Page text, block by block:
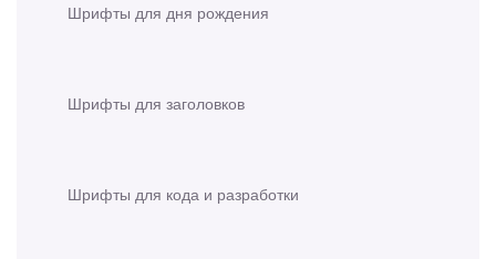
Шрифты для дня рождения
Шрифты для заголовков
Шрифты для кода и разработки